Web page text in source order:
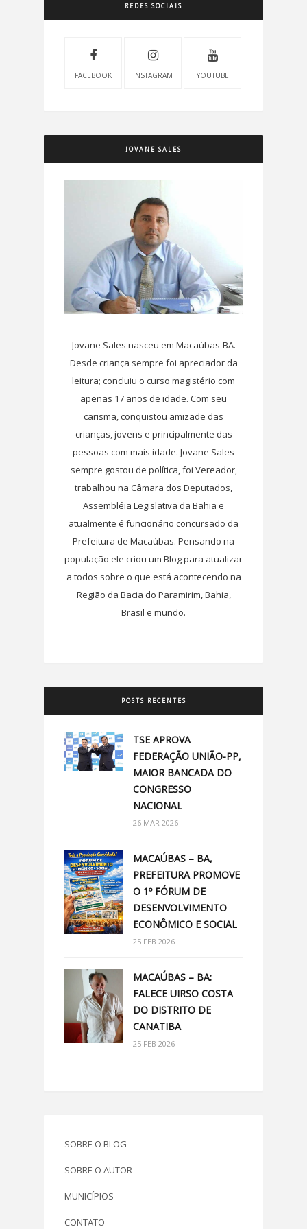
REDES SOCIAIS
FACEBOOK INSTAGRAM YOUTUBE
JOVANE SALES
Jovane Sales nasceu em Macaúbas-BA.
Desde criança sempre foi apreciador da
leitura; concluiu o curso magistério com
apenas 17 anos de idade. Com seu
carisma, conquistou amizade das
crianças, jovens e principalmente das
pessoas com mais idade. Jovane Sales
sempre gostou de política, foi Vereador,
trabalhou na Câmara dos Deputados,
Assembléia Legislativa da Bahia e
atualmente é funcionário concursado da
Prefeitura de Macaúbas. Pensando na
população ele criou um Blog para atualizar
a todos sobre o que está acontecendo na
Região da Bacia do Paramirim, Bahia,
Brasil e mundo.
POSTS RECENTES
TSE APROVA
FEDERAÇÃO UNIÃO-PP,
MAIOR BANCADA DO
CONGRESSO
NACIONAL
26 MAR 2026
MACAÚBAS – BA,
PREFEITURA PROMOVE
O 1º FÓRUM DE
DESENVOLVIMENTO
ECONÔMICO E SOCIAL
25 FEB 2026
MACAÚBAS – BA:
FALECE UIRSO COSTA
DO DISTRITO DE
CANATIBA
25 FEB 2026
SOBRE O BLOG
SOBRE O AUTOR
MUNICÍPIOS
CONTATO